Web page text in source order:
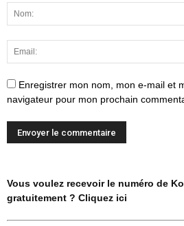
Enregistrer mon nom, mon e-mail et
navigateur pour mon prochain
Vous voulez recevoir le numéro de
gratuitement ? Cliquez ici